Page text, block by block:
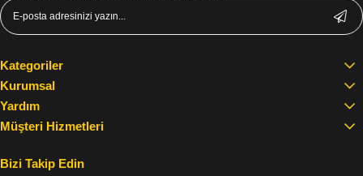
Kategoriler
Kurumsal
Yardım
Müşteri Hizmetleri
Bizi Takip Edin